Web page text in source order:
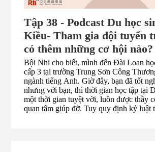
Tập 38 - Podcast Du học
Kiều- Tham gia đội tuyển
có thêm những cơ hội nào?
Bội Nhi cho biết, mình đến Đài Loan
cấp 3 tại trường Trung Sơn Công
ngành tiếng Anh. Giờ đây, bạn đã tốt
nhưng với bạn, thì thời gian học tập tại
một thời gian tuyệt vời, luôn được thầy
quan tâm giúp đỡ. Tuy quy định kỷ luật